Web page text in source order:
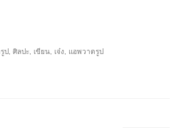
ป ศิลปะ เขียน เจ๋ง แอพวาดรูป